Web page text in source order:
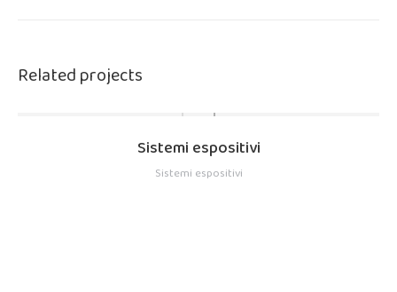
Related projects
Sistemi espositivi
Sistemi espositivi